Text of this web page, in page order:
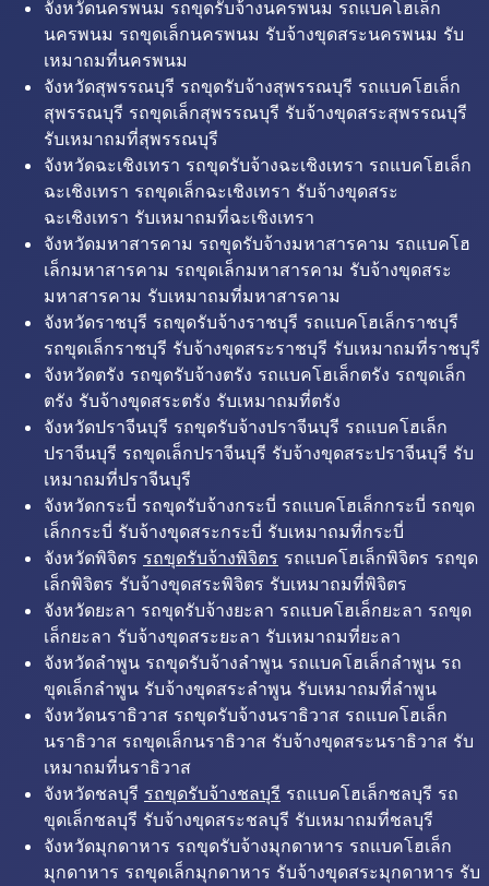
จังหวัดนครพนม รถขุดรับจ้างนครพนม รถแบคโฮเล็ก
นครพนม รถขุดเล็กนครพนม รับจ้างขุดสระนครพนม รับ
เหมาถมที่นครพนม
จังหวัดสุพรรณบุรี รถขุดรับจ้างสุพรรณบุรี รถแบคโฮเล็ก
สุพรรณบุรี รถขุดเล็กสุพรรณบุรี รับจ้างขุดสระสุพรรณบุรี
รับเหมาถมที่สุพรรณบุรี
จังหวัดฉะเชิงเทรา รถขุดรับจ้างฉะเชิงเทรา รถแบคโฮเล็ก
ฉะเชิงเทรา รถขุดเล็กฉะเชิงเทรา รับจ้างขุดสระ
ฉะเชิงเทรา รับเหมาถมที่ฉะเชิงเทรา
จังหวัดมหาสารคาม รถขุดรับจ้างมหาสารคาม รถแบคโฮ
เล็กมหาสารคาม รถขุดเล็กมหาสารคาม รับจ้างขุดสระ
มหาสารคาม รับเหมาถมที่มหาสารคาม
จังหวัดราชบุรี รถขุดรับจ้างราชบุรี รถแบคโฮเล็กราชบุรี
รถขุดเล็กราชบุรี รับจ้างขุดสระราชบุรี รับเหมาถมที่ราชบุรี
จังหวัดตรัง รถขุดรับจ้างตรัง รถแบคโฮเล็กตรัง รถขุดเล็ก
ตรัง รับจ้างขุดสระตรัง รับเหมาถมที่ตรัง
จังหวัดปราจีนบุรี รถขุดรับจ้างปราจีนบุรี รถแบคโฮเล็ก
ปราจีนบุรี รถขุดเล็กปราจีนบุรี รับจ้างขุดสระปราจีนบุรี รับ
เหมาถมที่ปราจีนบุรี
จังหวัดกระบี่ รถขุดรับจ้างกระบี่ รถแบคโฮเล็กกระบี่ รถขุด
เล็กกระบี่ รับจ้างขุดสระกระบี่ รับเหมาถมที่กระบี่
จังหวัดพิจิตร รถขุดรับจ้างพิจิตร รถแบคโฮเล็กพิจิตร รถขุด
เล็กพิจิตร รับจ้างขุดสระพิจิตร รับเหมาถมที่พิจิตร
จังหวัดยะลา รถขุดรับจ้างยะลา รถแบคโฮเล็กยะลา รถขุด
เล็กยะลา รับจ้างขุดสระยะลา รับเหมาถมที่ยะลา
จังหวัดลำพูน รถขุดรับจ้างลำพูน รถแบคโฮเล็กลำพูน รถ
ขุดเล็กลำพูน รับจ้างขุดสระลำพูน รับเหมาถมที่ลำพูน
จังหวัดนราธิวาส รถขุดรับจ้างนราธิวาส รถแบคโฮเล็ก
นราธิวาส รถขุดเล็กนราธิวาส รับจ้างขุดสระนราธิวาส รับ
เหมาถมที่นราธิวาส
จังหวัดชลบุรี รถขุดรับจ้างชลบุรี รถแบคโฮเล็กชลบุรี รถ
ขุดเล็กชลบุรี รับจ้างขุดสระชลบุรี รับเหมาถมที่ชลบุรี
จังหวัดมุกดาหาร รถขุดรับจ้างมุกดาหาร รถแบคโฮเล็ก
มุกดาหาร รถขุดเล็กมุกดาหาร รับจ้างขุดสระมุกดาหาร รับ